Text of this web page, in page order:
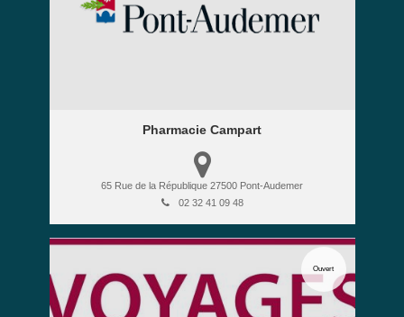
Pharmacie Campart
65 Rue de la République 27500 Pont-Audemer
02 32 41 09 48
Ouvert